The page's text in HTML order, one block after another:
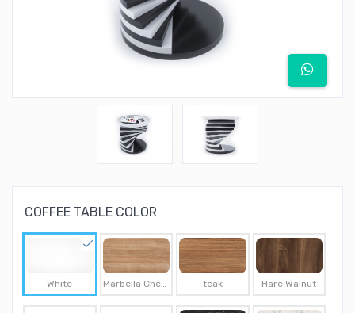
COFFEE TABLE COLOR
White Marbella Cherry teak Hare Walnut